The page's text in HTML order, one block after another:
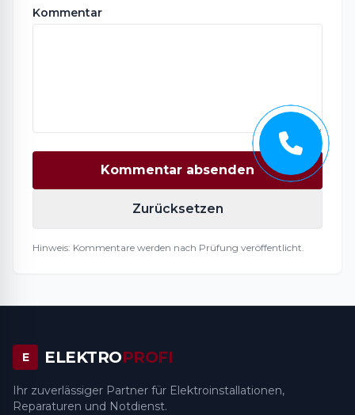
Kommentar
Kommentar absenden
Zurücksetzen
Hinweis: Kommentare werden nach Prüfung veröffentlicht.
E ELEKTROPROFI
Ihr zuverlässiger Partner für Elektroinstallationen,
Reparaturen und Notdienst.